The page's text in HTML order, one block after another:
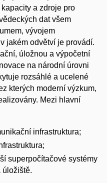
a zdroje pro
dat všem
vývojem
jakém odvětví je provádí.
úložnou a výpočetní
na národní úrovni
rozsáhlé a ucelené
kterých moderní výzkum,
Mezi hlavní
infrastruktura;
superpočítačové systémy
úložiště.